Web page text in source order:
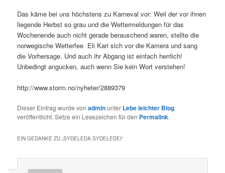
Das käme bei uns höchstens zu Karneval vor: Weil der vor ihnen
liegende Herbst so grau und die Wettermeldungen für das
Wochenende auch nicht gerade berauschend waren, stellte die
norwegische Wetterfee Eli Kari sich vor die Kamera und sang
die Vorhersage. Und auch ihr Abgang ist einfach herrlich!
Unbedingt angucken, auch wenn Sie kein Wort verstehen!
http://www.storm.no/nyheter/2889379
Dieser Eintrag wurde vonadminunter Lebe leichter Blog
veröffentlicht. Setze ein Lesezeichen für den Permalink.
EIN GEDANKE ZU „SYDELEDA SYDELEDEI“